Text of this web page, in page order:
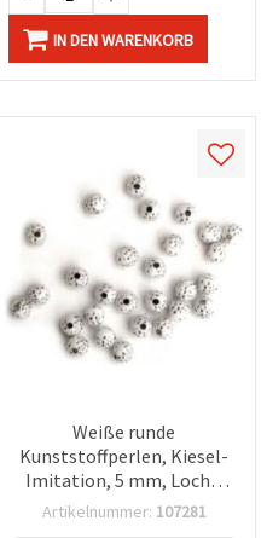
IN DEN WARENKORB
Weiße runde
Kunststoffperlen, Kiesel-
Imitation, 5 mm, Loch 1
mm, 20 g (ca. 292 Stk.), für
Artikelnummer: 107281